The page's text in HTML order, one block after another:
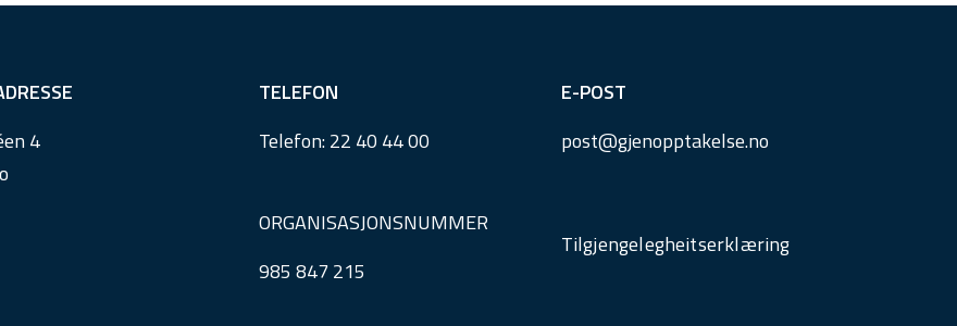
4
TELEFON
Telefon:22 40 44 00
ORGANISASJONSNUMMER
985 847 215
E-POST
post@gjenopptakelse.no
Tilgjengelegheitserklæring